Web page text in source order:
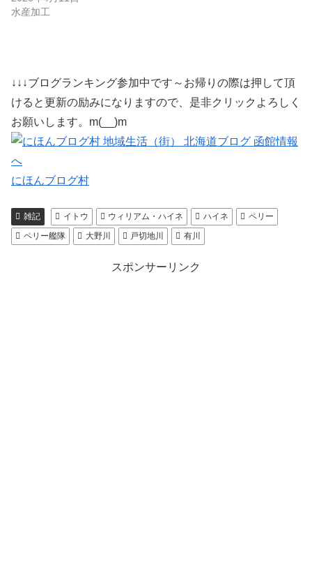
水産加工
↓↓↓ブログランキング参加中です～お帰りの際は押して頂
けると更新の励みになりますので、是非クリックよろしく
お願いします。m(__)m
にほんブログ村
雑記 イトウ ウィリアム・ハイネ ハイネ
ペリー
ペリー艦隊
大野川 戸切地川 有川
スポンサーリンク